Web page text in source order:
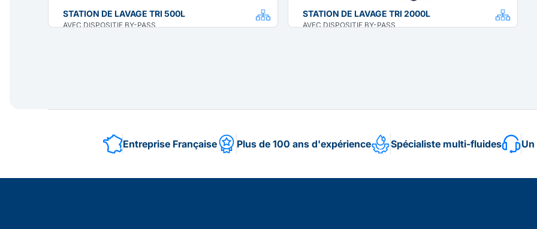
STATION DE LAVAGE TRI 500L
AVEC DISPOSITIF BY-PASS
STATION DE LAVAGE TRI 2000L
AVEC DISPOSITIF BY-PASS
Entreprise Française Plus de 100 ans d'expérience Spécialiste multi-fluides